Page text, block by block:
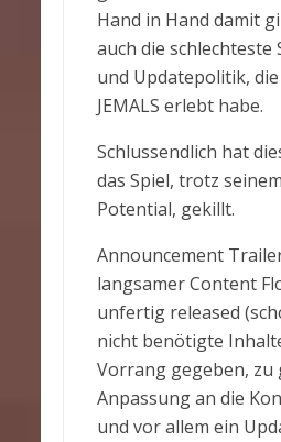
Hand in Hand damit
auch die schlechteste
und Updatepolitik, die
JEMALS erlebt habe.
Schlussendlich hat
das Spiel, trotz
Potential, gekillt.
Announcement
langsamer Content
unfertig released
nicht benötigte
Vorrang gegeben, zu
Anpassung an die
und vor allem ein